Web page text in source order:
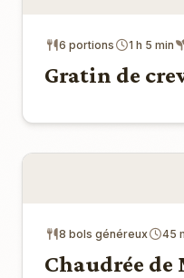
6 portions 1 h 5 min
Gratin de
8 bols généreux 45
Chaudrée de